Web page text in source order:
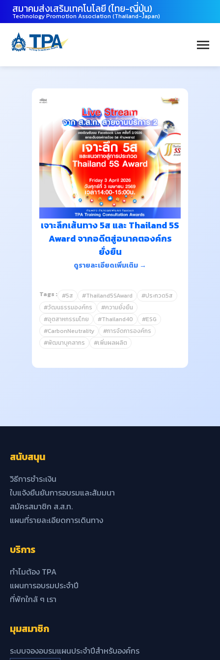
สมาคมส่งเสริมเทคโนโลยี (ไทย-ญี่ปุ่น)
Technology Promotion Association (Thailand-Japan)
เจาะลึกเส้นทาง 5ส และ Thailand 5S
Award จากอดีตสู่อนาคตองค์กร
ยั่งยืน
ดูรายละเอียดเพิ่มเติม →
Tags : #5ส #Thailand5SAward
#ประกวด5ส
#วัฒนธรรมองค์กร
#ความยั่งยืน
#อุตสาหกรรมไทย
#Thailand40
#ESG
#CarbonNeutrality
#การจัดการองค์กร
#พัฒนาบุคลากร
#เพิ่มผลผลิต
สนับสนุน
วิธีการชำระเงิน
ใบแจ้งยืนยันการอบรมและสัมมนา
สมัครสมาชิก ส.ส.ท.
แผนที่รายละเอียดการเดินทาง
บริการ
ทำไมต้อง TPA
แผนการอบรมประจำปี
ที่พักใกล้ ๆ เรา
มุมสมาชิก
ระบบจองอบรมแผนประจำปีสำหรับองค์กร